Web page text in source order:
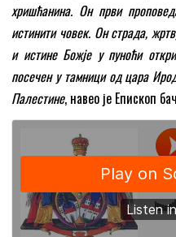
хришћанина. Он први
истинити човек. Он страда,
и истине Божје у пуноћи
посечен у тамници од цара
Палестине, навео је Епископ